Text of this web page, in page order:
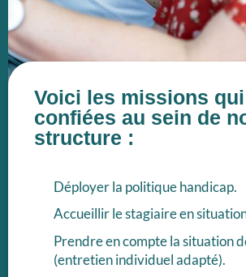
Voici les missions
confiées au sein de
structure :
Déployer la politique handicap.
Accueillir le stagiaire en
Prendre en compte la situation
(entretien individuel adapté).